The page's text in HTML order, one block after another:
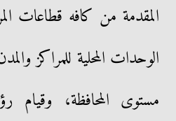
المقدمة من كافه قطاعات
الوحدات المحلية للمراكز
مستوى المحافظة، وقيام